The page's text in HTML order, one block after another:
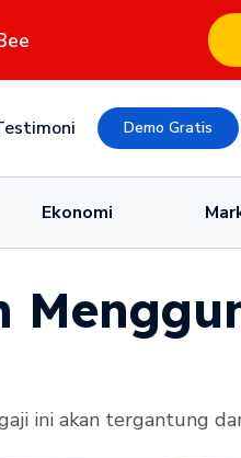
Demo Gratis
Ekonomi
ini akan tergantung